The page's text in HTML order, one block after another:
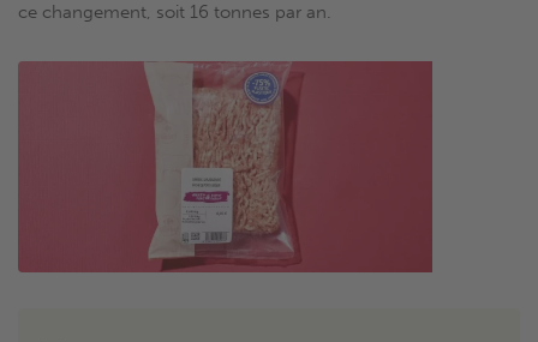
ce changement, soit 16 tonnes par an.